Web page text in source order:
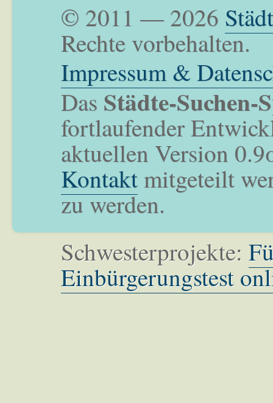
© 2011 — 2026
Rechte vorbehalten.
Impressum &
Das Städte-Suchen-
fortlaufender
aktuellen Version
Kontaktmitgeteilt
zu werden.
Schwesterprojekte:
Einbürgerungstest